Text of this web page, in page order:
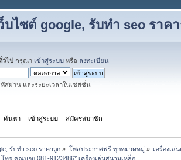
บไซต์ google, รับทำ seo ราค
ไป กรุณา เข้าสู่ระบบ หรือ ลงทะเบียน
สผ่าน และระยะเวลาในเซสชั่น
ค้นหา เข้าสู่ระบบ สมัครสมาชิก
รับทำ seo ราคาถูก » โพสประกาศฟรี ทุกหมวดหมู่» เครื่องเล่
ทร คุณบอย 081-9123486* เครื่องเล่นสนามเหล็ก